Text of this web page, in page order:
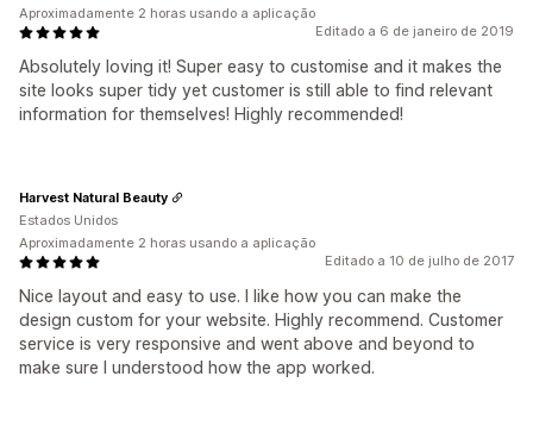
Editado a 6 de janeiro de 2019
Absolutely loving it! Super easy to customise and it makes the
site looks super tidy yet customer is still able to find relevant
information for themselves! Highly recommended!
Aproximadamente 2 horas usando a aplicação
Editado a 10 de julho de 2017
Nice layout and easy to use. I like how you can make the
design custom for your website. Highly recommend. Customer
service is very responsive and went above and beyond to
make sure I understood how the app worked.
Harvest Natural Beauty
Estados Unidos
Aproximadamente 2 horas usando a aplicação